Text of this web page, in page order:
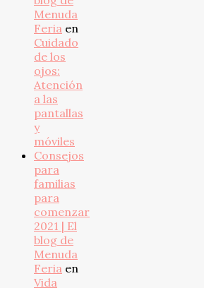
Menuda
Feria en
Cuidado
de los
ojos:
Atención
a las
pantallas
y
móviles
Consejos
para
familias
para
comenzar
2021 | El
blog de
Menuda
Feria en
Vida